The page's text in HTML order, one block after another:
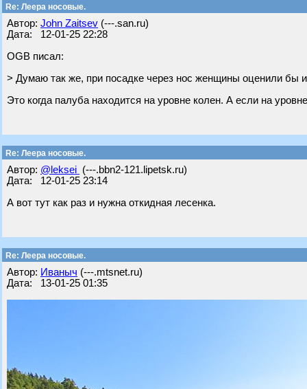
Re: Леера носовые.
Автор: John Zaitsev (---.san.ru)
Дата: 12-01-25 22:28
OGB писал:
> Думаю так же, при посадке через нос женщины оценили бы
Это когда палуба находится на уровне колен. А если на
Re: Леера носовые.
Автор: @leksei (---.bbn2-121.lipetsk.ru)
Дата: 12-01-25 23:14
А вот тут как раз и нужна откидная лесенка.
Re: Леера носовые.
Автор: Иваныч (---.mtsnet.ru)
Дата: 13-01-25 01:35